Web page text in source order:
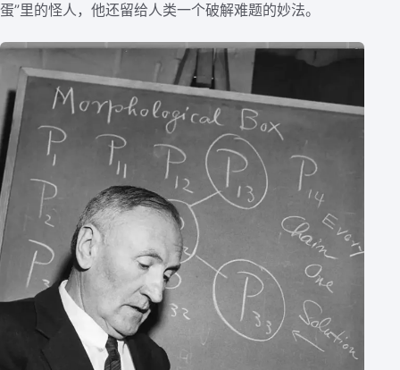
蛋”里的怪人，他还留给人类一个破解难题的妙法。